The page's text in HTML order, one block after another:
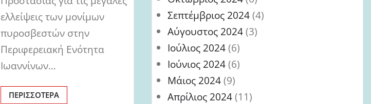
ελλείψεις των μονίμων
πυροσβεστών στην
Περιφερειακή Ενότητα
Ιωαννίνων…
ΠΕΡΙΣΣΌΤΕΡΑ
Σεπτέμβριος 2024(4)
Αύγουστος 2024(3)
Ιούλιος 2024(6)
Ιούνιος 2024(6)
Μάιος 2024(9)
Απρίλιος 2024(11)